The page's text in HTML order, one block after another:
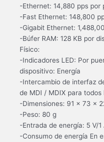
-Ethernet: 14,880 pps por
-Fast Ethernet: 148,800
-Gigabit Ethernet:
-Búfer RAM: 128 KB por
Físico:
-Indicadores LED: Por
dispositivo: Energía
-Intercambio de interfaz
de MDI / MDIX para todos
-Dimensiones: 91 x 73 x
-Peso: 80 g
-Entrada de energía: 5 V/
-Consumo de energía En